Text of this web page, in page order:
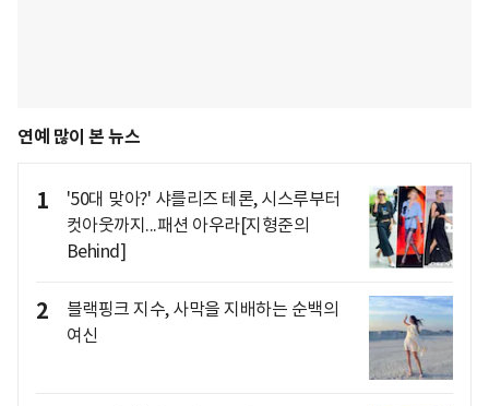
연예 많이 본 뉴스
1
'50대 맞아?' 샤를리즈 테론, 시스루부터
컷아웃까지...패션 아우라[지형준의
Behind]
2
블랙핑크 지수, 사막을 지배하는 순백의
여신